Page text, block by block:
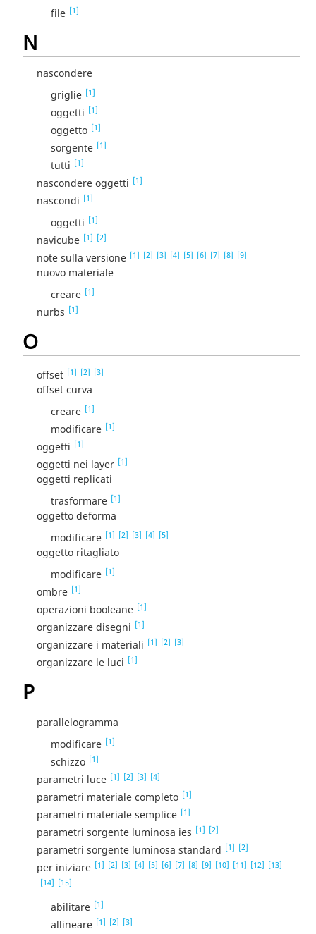
file [1]
N
nascondere
griglie [1]
oggetti [1]
oggetto [1]
sorgente [1]
tutti [1]
nascondere oggetti [1]
nascondi [1]
oggetti [1]
navicube [1] [2]
note sulla versione [1] [2] [3] [4] [5] [6] [7] [8] [9]
nuovo materiale
creare [1]
nurbs [1]
O
offset [1] [2] [3]
offset curva
creare [1]
modificare [1]
oggetti [1]
oggetti nei layer [1]
oggetti replicati
trasformare [1]
oggetto deforma
modificare [1] [2] [3] [4] [5]
oggetto ritagliato
modificare [1]
ombre [1]
operazioni booleane [1]
organizzare disegni [1]
organizzare i materiali [1] [2] [3]
organizzare le luci [1]
P
parallelogramma
modificare [1]
schizzo [1]
parametri luce [1] [2] [3] [4]
parametri materiale completo [1]
parametri materiale semplice [1]
parametri sorgente luminosa ies [1] [2]
parametri sorgente luminosa standard [1] [2]
per iniziare [1] [2] [3] [4] [5] [6] [7] [8] [9] [10] [11] [12] [13]
[14] [15]
abilitare [1]
allineare [1] [2] [3]